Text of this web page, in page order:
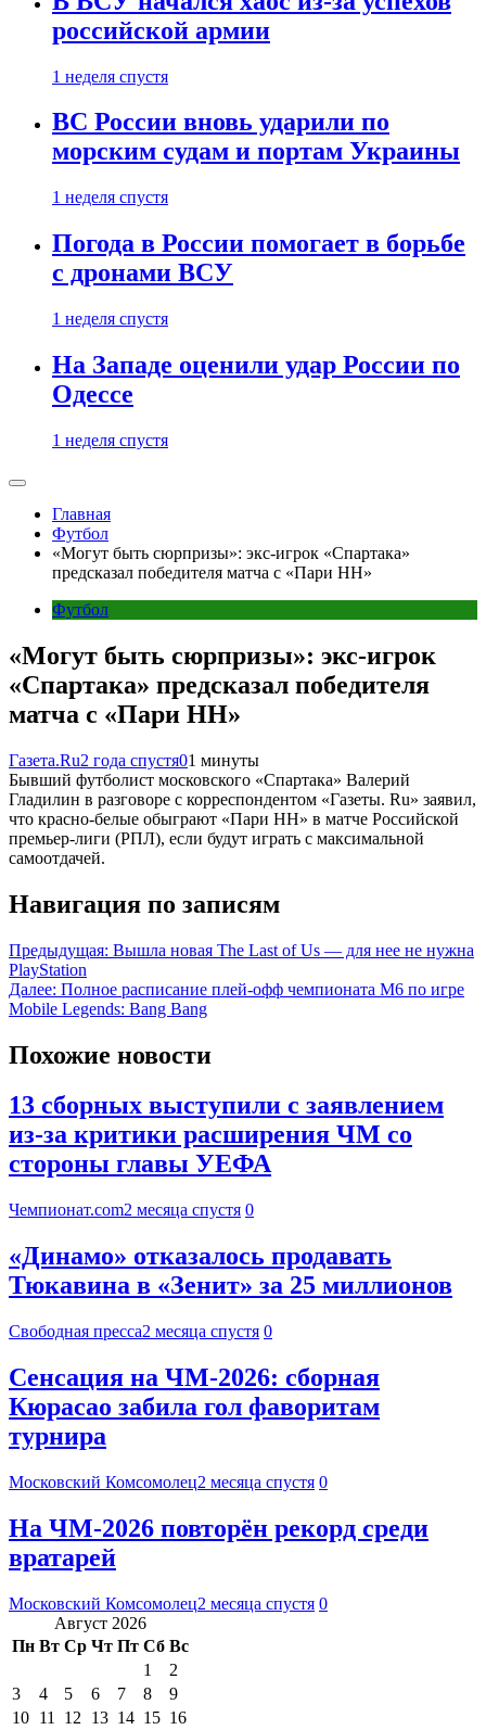
российской армии
1 неделя спустя
ВС России вновь ударили по
морским судам и портам Украины
1 неделя спустя
Погода в России помогает в борьбе
с дронами ВСУ
1 неделя спустя
На Западе оценили удар России по
Одессе
1 неделя спустя
Главная
Футбол
«Могут быть сюрпризы»: экс-игрок «Спартака»
предсказал победителя матча с «Пари НН»
Футбол
«Могут быть сюрпризы»: экс-игрок
«Спартака» предсказал победителя
матча с «Пари НН»
Газета.Ru2 года спустя01 минуты
Бывший футболист московского «Спартака» Валерий
Гладилин в разговоре с корреспондентом «Газеты. Ru» заявил,
что красно-белые обыграют «Пари НН» в матче Российской
премьер-лиги (РПЛ), если будут играть с максимальной
самоотдачей.
Навигация по записям
Предыдущая: Вышла новая The Last of Us — для нее не нужна
PlayStation
Далее: Полное расписание плей-офф чемпионата M6 по игре
Mobile Legends: Bang Bang
Похожие новости
13 сборных выступили с заявлением
из-за критики расширения ЧМ со
стороны главы УЕФА
Чемпионат.com2 месяца спустя 0
«Динамо» отказалось продавать
Тюкавина в «Зенит» за 25 миллионов
Свободная пресса2 месяца спустя 0
Сенсация на ЧМ-2026: сборная
Кюрасао забила гол фаворитам
турнира
Московский Комсомолец2 месяца спустя 0
На ЧМ-2026 повторён рекорд среди
вратарей
Московский Комсомолец2 месяца спустя 0
Август 2026
Пн Вт Ср Чт Пт Сб Вс
1
2
3
4 5 6 7 8
9
10 11 12 13 14 15 16